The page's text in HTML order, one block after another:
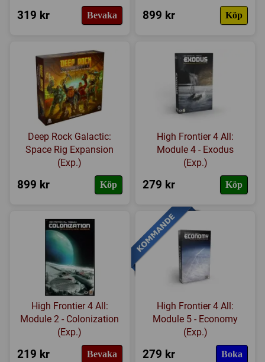
319 kr Bevaka 899 kr Köp
Deep Rock Galactic:
Space Rig Expansion
(Exp.)
899 kr Köp
High Frontier 4 All:
Module 4 - Exodus
(Exp.)
279 kr Köp
High Frontier 4 All:
Module 2 - Colonization
(Exp.)
219 kr Bevaka
High Frontier 4 All:
Module 5 - Economy
(Exp.)
279 kr Boka